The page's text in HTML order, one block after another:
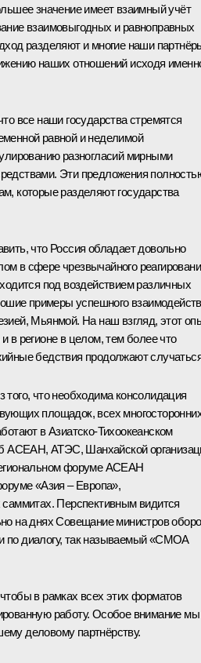
значение имеет взаимный учёт
взаимовыгодных и равноправных
разделяют и многие наши
наших отношений исходя
все наши государства стремятся
равной и неделимой
разногласий мирными
Эти предложения
которые разделяют государства
что Россия обладает довольно
в сфере чрезвычайного
под воздействием различных
примеры успешного
Мьянмой. На наш взгляд, этот
в регионе в целом, тем более что
бедствия продолжают
что необходима консолидация
площадок, всех
в Азиатско-Тихоокеанском
АСЕАН, АТЭС, Шанхайской
форуме АСЕАН
«Азия – Европа»,
саммитах. Перспективным видится
на днях Совещание министров
по диалогу, так называемый «СМОА
в рамках всех этих форматов
работу. Особое внимание мы
деловому партнёрству.